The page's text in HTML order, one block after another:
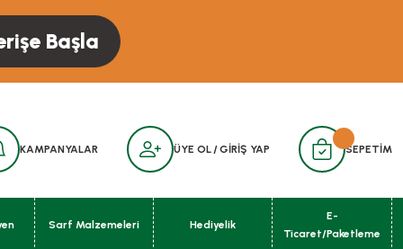
Başla
KAMPANYALAR ÜYE OL /GİRİŞ YAP SEPETİM
Sarf Malzemeleri Hediyelik
E-
Ticaret/Paketleme